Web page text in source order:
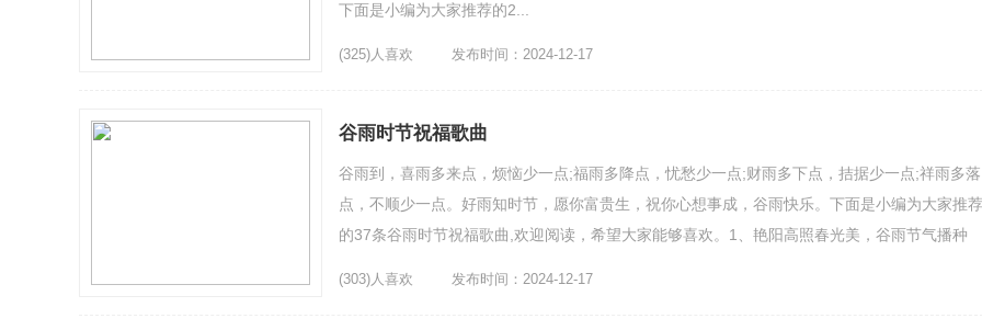
下面是小编为大家推荐的2...
(325)人喜欢 发布时间：2024-12-17
谷雨时节祝福歌曲
谷雨到，喜雨多来点，烦恼少一点;福雨多降点，忧愁少一点;财雨多下点，拮据少一点;祥雨多落
点，不顺少一点。好雨知时节，愿你富贵生，祝你心想事成，谷雨快乐。下面是小编为大家推荐
的37条谷雨时节祝福歌曲,欢迎阅读，希望大家能够喜欢。1、艳阳高照春光美，谷雨节气播种
(303)人喜欢 发布时间：2024-12-17